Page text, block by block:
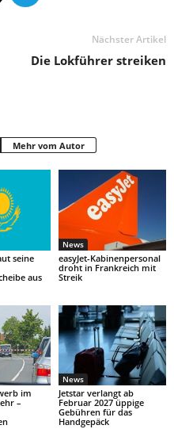
Nächster Artikel
Die Lokführer streiken
Mehr vom Autor
seine
aus
News
easyJet-Kabinenpersonal
droht in Frankreich mit
Streik
im
–
News
Jetstar verlangt ab
Februar 2027 üppige
Gebühren für das
Handgepäck